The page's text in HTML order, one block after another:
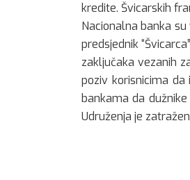
kredite. Švicarskih
Nacionalna banka
predsjednik
zaključaka vezanih
poziv korisnicima
bankama da
Udruženja je